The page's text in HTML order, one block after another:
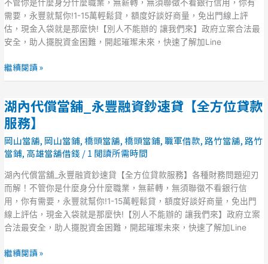
不管你是什麼身分什麼職業，無薪轉，無須聯徵不看銀行信用，你有
需要，永豐就幫你!1-15萬輕鬆貸，額度好談好商量，免出門線上評
估，現金入袋就是那麼快!【別人不能辦的 讓我們來】政府立案合法最
安全，助人擺脫資金困難，開起璀璨未來，快速了解加Line
_
永
豐
資
【全
位
貸
款
服
務】
繼續閱讀 »
湖內代償當舖_永豐融資鈔速貸【全方位貸款
服務】
岡山當舖, 岡山當鋪,橋頭當舖,橋頭當鋪,職軍借款, 路竹當舖, 路竹
當鋪, 高雄當舖借錢 /1 閱讀所需時間
湖內代償當舖_永豐融資鈔速貸【全方位貸款服務】各種財務問題迎刃
而解！不管你是什麼身分什麼職業，無薪轉，無須聯徵不看銀行信
用，你有需要，永豐就幫你!1-15萬輕鬆貸，額度好談好商量，免出門
線上評估，現金入袋就是那麼快!【別人不能辦的 讓我們來】政府立案
合法最安全，助人擺脫資金困難，開起璀璨未來，快速了解加Line
湖
內
代
償
當
舖
_
永
豐
融
資
鈔
繼續閱讀 »